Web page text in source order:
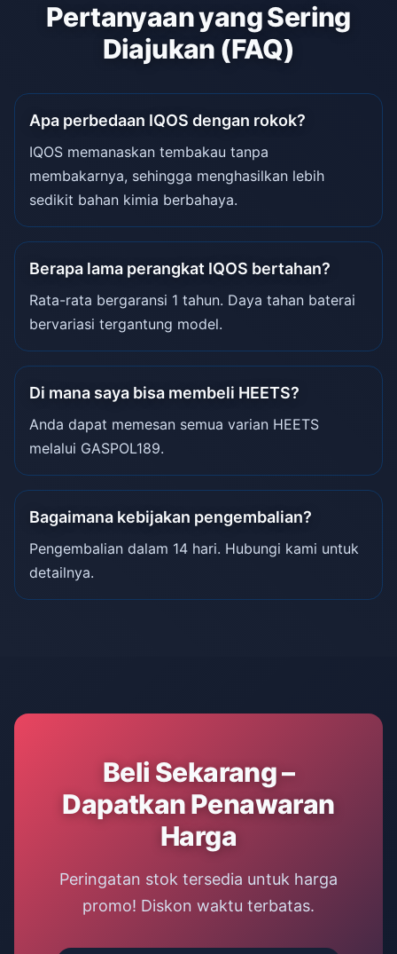
Pertanyaan yang Sering
Diajukan (FAQ)
Apa perbedaan IQOS dengan rokok?
IQOS memanaskan tembakau tanpa
membakarnya, sehingga menghasilkan lebih
sedikit bahan kimia berbahaya.
Berapa lama perangkat IQOS bertahan?
Rata-rata bergaransi 1 tahun. Daya tahan baterai
bervariasi tergantung model.
Di mana saya bisa membeli HEETS?
Anda dapat memesan semua varian HEETS
melalui GASPOL189.
Bagaimana kebijakan pengembalian?
Pengembalian dalam 14 hari. Hubungi kami untuk
detailnya.
Beli Sekarang –
Dapatkan Penawaran
Harga
Peringatan stok tersedia untuk harga
promo! Diskon waktu terbatas.